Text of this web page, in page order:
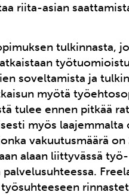
riita-asian
tulkinnasta,
soveltamista ja
myötä
tulee ennen pitkää
myös
vakuutusmäärä
alaan liittyvässä